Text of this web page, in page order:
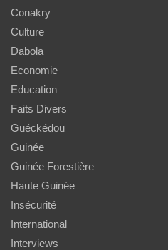
Conakry
Culture
Dabola
Economie
Education
Faits Divers
Guéckédou
Guinée
Guinée Forestière
Haute Guinée
Insécurité
International
Interviews